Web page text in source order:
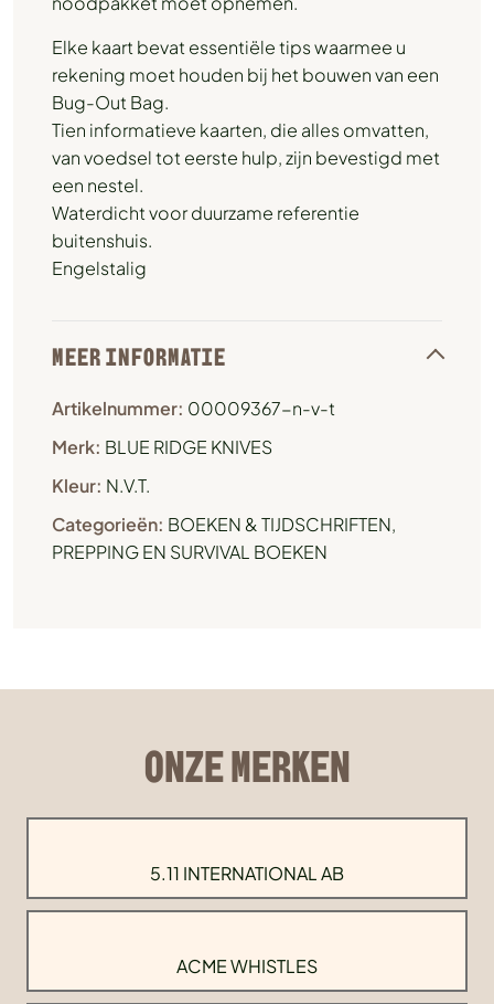
Elke kaart bevat essentiële tips waarmee u
rekening moet houden bij het bouwen van een
Bug-Out Bag.
Tien informatieve kaarten, die alles omvatten,
van voedsel tot eerste hulp, zijn bevestigd met
een nestel.
Waterdicht voor duurzame referentie
buitenshuis.
Engelstalig
MEER INFORMATIE
Artikelnummer: 00009367-n-v-t
Merk: BLUE RIDGE KNIVES
Kleur: N.V.T.
Categorieën: BOEKEN & TIJDSCHRIFTEN,
PREPPING EN SURVIVAL BOEKEN
ONZE MERKEN
5.11 INTERNATIONAL AB
ACME WHISTLES